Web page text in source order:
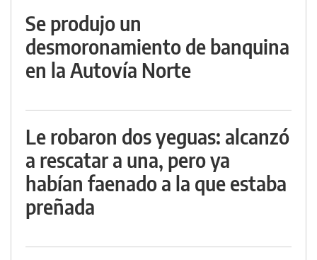
Se produjo un
desmoronamiento de banquina
en la Autovía Norte
Le robaron dos yeguas: alcanzó
a rescatar a una, pero ya
habían faenado a la que estaba
preñada